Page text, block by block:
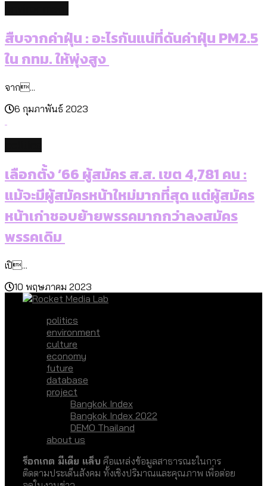
สืบจากค่าฝุ่น : อะไรกันแน่ที่ดันค่าฝุ่น PM2.5
ใน กทม. ให้พุ่งสูง
จาก...
6 กุมภาพันธ์ 2023
เลือกตั้ง ’66 ผู้สมัคร ส.ส. เขต 4,781 คน :
แม้จะมีผู้สมัครหน้าใหม่มากที่สุด แต่ผู้สมัคร
หน้าเก่าชอบย้ายพรรคมากกว่าลงสมัคร
พรรคเดิม
เปิ...
10 พฤษภาคม 2023
politics
environment
culture
economy
future
database
project
Bangkok Index
Bangkok Index 2022
DEMO Thailand
about us
ร็อกเกต มีเดีย แล็บ คือแหล่งข้อมูลสาธารณะในการ
ติดตามประเด็นสังคม ทั้งเชิงปริมาณและคุณภาพ เพื่อต่อย